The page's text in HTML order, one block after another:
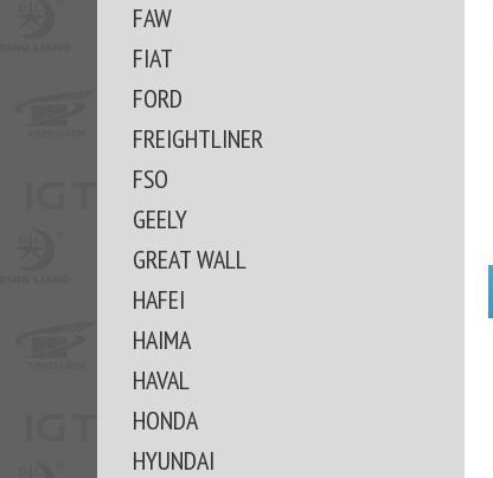
FAW
FIAT
FORD
FREIGHTLINER
FSO
GEELY
GREAT WALL
HAFEI
HAIMA
HAVAL
HONDA
HYUNDAI